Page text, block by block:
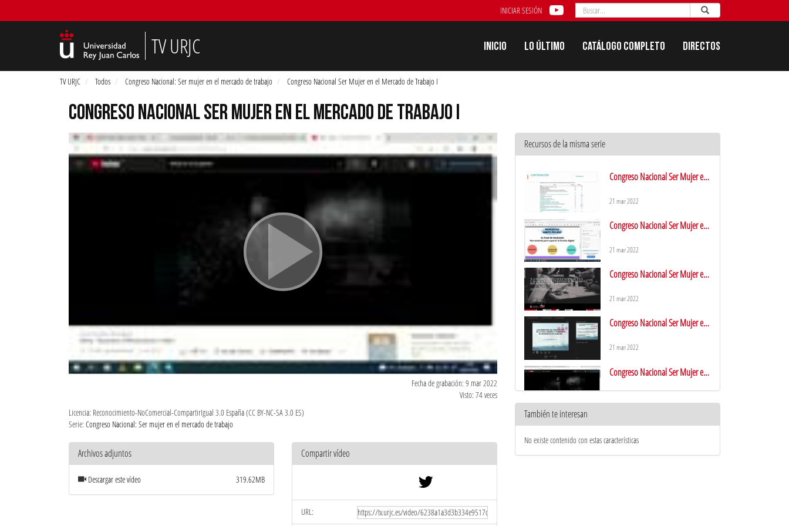
INICIAR SESIÓN Buscar
Enviar
Buscar
TV URJC Inicio Lo último Catálogo completo Directos
TV URJC Todos Congreso Nacional: Ser mujer en el mercado de trabajo Congreso Nacional Ser Mujer en el Mercado de Trabajo I
CONGRESO NACIONAL SER MUJER EN EL MERCADO DE TRABAJO I
Fecha de grabación: 9 mar 2022
Visto: 74 veces
Licencia: Reconocimiento-NoComercial-CompartirIgual 3.0 España (CC BY-NC-SA 3.0 ES)
Serie: Congreso Nacional: Ser mujer en el mercado de trabajo
Archivos adjuntos
Descargar este vídeo 319.62MB
Compartir vídeo
URL:
Recursos de la misma serie
Congreso Nacional Ser Mujer en
21 mar 2022
Congreso Nacional Ser Mujer en
21 mar 2022
Congreso Nacional Ser Mujer en
21 mar 2022
Congreso Nacional Ser Mujer en
21 mar 2022
Congreso Nacional Ser Mujer en
el Mercado de Trabajo VI
21 mar 2022
También te interesan
No existe contenido con estas características